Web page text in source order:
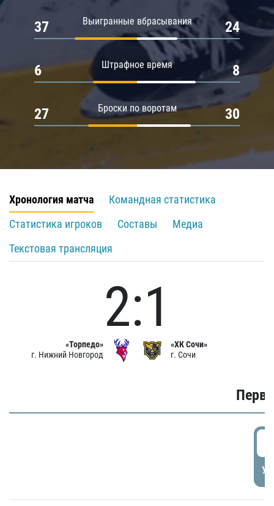
Выигранные вбрасывания
37 24
Штрафное время
6 8
Броски по воротам
27 30
Хронология матча
Командная статистика
Статистика игроков
Составы
Медиа
Текстовая трансляция
«Торпедо»
г. Нижний Новгород
2:1
«ХК Сочи»
г. Сочи